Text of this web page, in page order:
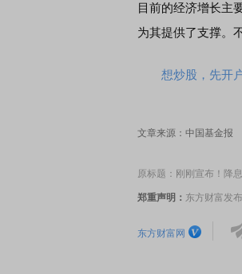
目前的经济增长主
为其提供了支撑。
想炒股，先开
文章来源：中国基金报
原标题：刚刚宣布！降
郑重声明： 东方财富发
东方财富网